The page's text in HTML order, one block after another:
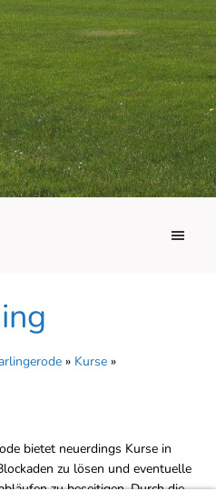
» Kurse »
bietet neuerdings Kurse in
zu lösen und eventuelle
zu beseitigen. Durch die